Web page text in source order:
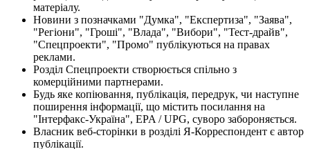
матеріалу.
Новини з позначками "Думка", "Експертиза", "Заява",
"Регіони", "Гроші", "Влада", "Вибори", "Тест-драйв",
"Спецпроекти", "Промо" публікуються на правах
реклами.
Розділ Спецпроекти створюється спільно з
комерційними партнерами.
Будь яке копіювання, публікація, передрук, чи наступне
поширення інформації, що містить посилання на
"Інтерфакс-Україна", EPA / UPG, суворо забороняється.
Власник веб-сторінки в розділі Я-Корреспондент є автор
публікації.